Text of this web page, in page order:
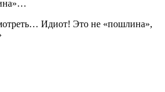
Идиот! Это не «пошлина»,